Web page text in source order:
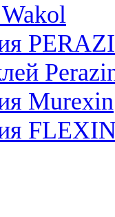
Murexin